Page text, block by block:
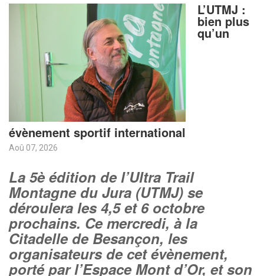
L’UTMJ :
bien plus
qu’un
évènement sportif international
Aoû 07, 2026
La 5è édition de l’Ultra Trail
Montagne du Jura (UTMJ) se
déroulera les 4,5 et 6 octobre
prochains. Ce mercredi, à la
Citadelle de Besançon, les
organisateurs de cet évènement,
porté par l’Espace Mont d’Or, et son